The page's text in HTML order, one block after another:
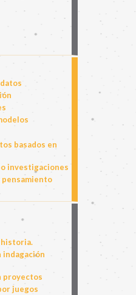
basados en
investigaciones
historia.
indagación
proyectos
juegos